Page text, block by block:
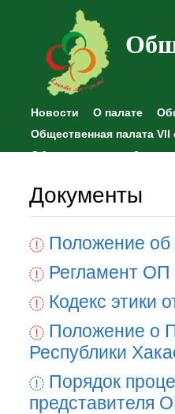
Новости О палате
Общественная палата VII
Общественные
Документы
Положение об
Регламент ОП
Кодекс этики
Положение о
Республики
Порядок
представителя